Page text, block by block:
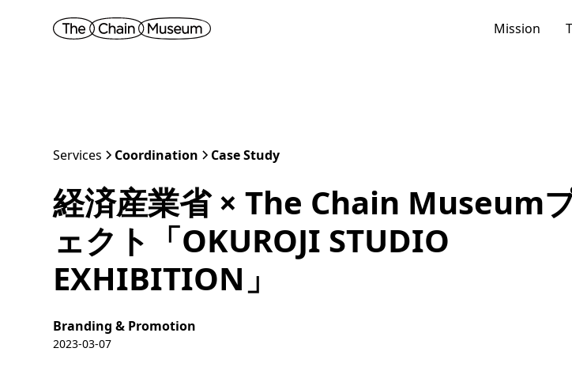
Mission
Services Coordination Case Study
経済産業省 × The Chain Museum
ェクト「OKUROJI STUDIO
EXHIBITION」
Branding & Promotion
2023-03-07